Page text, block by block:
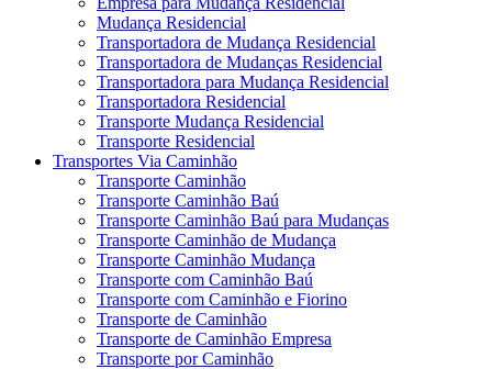
Mudança Residencial
Transportadora de Mudança Residencial
Transportadora de Mudanças Residencial
Transportadora para Mudança Residencial
Transportadora Residencial
Transporte Mudança Residencial
Transporte Residencial
Transportes Via Caminhão
Transporte Caminhão
Transporte Caminhão Baú
Transporte Caminhão Baú para Mudanças
Transporte Caminhão de Mudança
Transporte Caminhão Mudança
Transporte com Caminhão Baú
Transporte com Caminhão e Fiorino
Transporte de Caminhão
Transporte de Caminhão Empresa
Transporte por Caminhão